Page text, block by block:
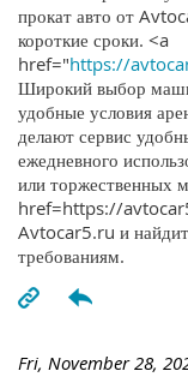
прокат авто от
короткие сроки. <a
href="https://
Широкий выбор
удобные условия
делают сервис
ежедневного
или торжественных
href=https://
Avtocar5.ru и
требованиям.
Fri, November 28,